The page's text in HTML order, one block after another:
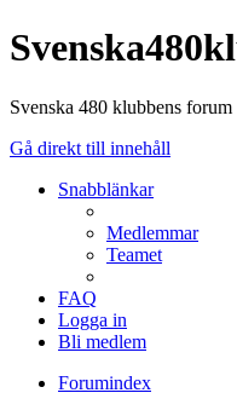
Svenska 480 klubbens forum
Gå direkt till innehåll
Snabblänkar
Medlemmar
Teamet
FAQ
Logga in
Bli medlem
Forumindex